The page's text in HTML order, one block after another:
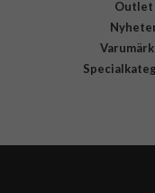
Outlet